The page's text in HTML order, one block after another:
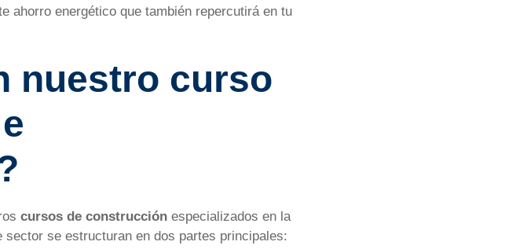
ahorro energético que también repercutirá en tu
nuestro curso
cursos de construcción especializados en la
se estructuran en dos partes principales: